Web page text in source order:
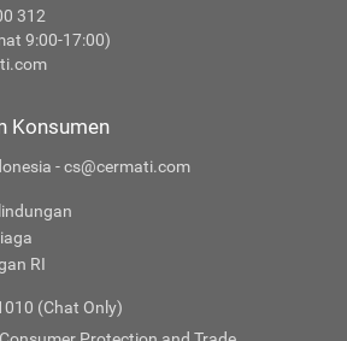
312
9:00-17:00)
Konsumen
- cs@cermati.com
RI
(Chat Only)